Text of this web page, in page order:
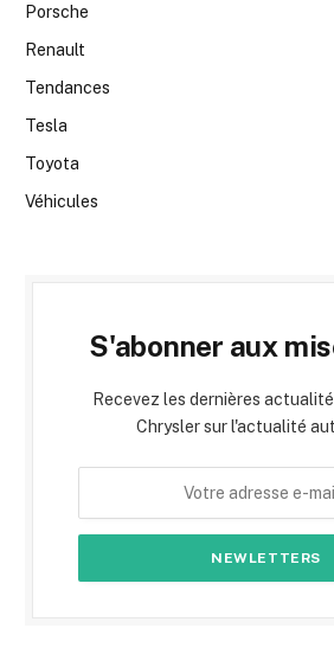
Porsche
Renault
Tendances
Tesla
Toyota
Véhicules
S'abonner aux
Recevez les dernières
Chrysler sur l'actualité